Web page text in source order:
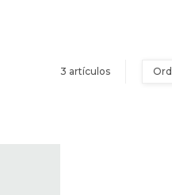
3 artículos